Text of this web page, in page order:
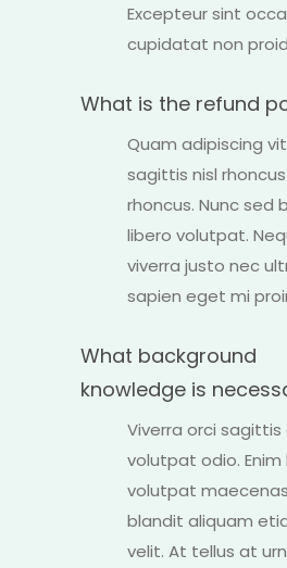
Excepteur sint
cupidatat non
What is the refund
Quam adipiscing
sagittis nisl
rhoncus. Nunc sed
libero volutpat.
viverra justo nec
sapien eget mi
What background
knowledge is
Viverra orci sagittis
volutpat odio.
volutpat
blandit aliquam
velit. At tellus at